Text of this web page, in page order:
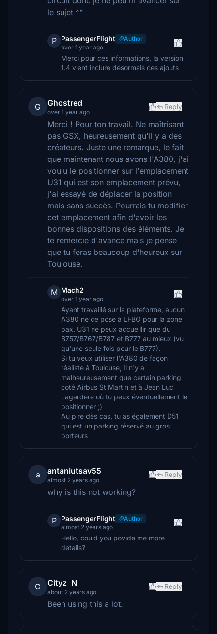
le sujet ^^
P PassengerFlight
Author
over 1 year ago
Merci pour ces informations, la version
1.4 vient inclure désormais ces ajouts
G Ghostred
over 1 year ago
Reply
Merci ! Pour ton travail. Ne maîtrisant
pas GSX, heureusement qu'il y a des
créateurs. Juste une remarque, le fait
que maintenant nous avons l'A380, j'ai
voulu le positionner sur l'emplacement
U31 qui est son emplacement prévu,
j'ai essayé de déplacer la position
mais sans succès. Pourrais tu modifier
cet emplacement afin d'avoir les
bonnes dispositions des éléments. Je
te remercie d'avance mais je pense
que tu feras beaucoup d'heureux sur
Toulouse.
M Mach2
over 1 year ago
Ayant travaillé sur la plateforme, aucun
A380 ne ce pose à LFBO pour la zone
pax. U31 ne peux accueillir que du
B757/B767/B787 et B777 au mieux (vu
qu'une seule fois pour le B777).
Si tu veux utiliser l'A380 de façon
réaliste à Toulouse, Il n'y a
malheureusement que certain parking
coté Airbus St Martin et à Jean Luc
Lagardere où tu peux éventuellement le
positionner ;)
Au pire dès cas, tu as également D51
qui est un parking réservé au gros
porteurs
a antaniutsav55
almost 2 years ago
Reply
why is this not working?
P PassengerFlight
Author
almost 2 years ago
Hello, could you povide me more
details?
C Cityz_N
about 2 years ago
Reply
Been using this a lot.